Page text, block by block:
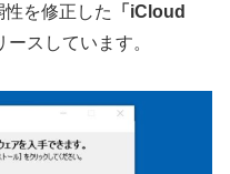
を修正した
「iCloud
ースしています。